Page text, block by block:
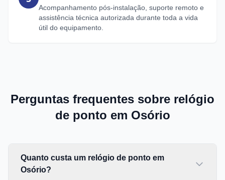
Acompanhamento pós-instalação, suporte remoto e
assistência técnica autorizada durante toda a vida
útil do equipamento.
Perguntas frequentes sobre relógio
de ponto em Osório
Quanto custa um relógio de ponto em
Osório?